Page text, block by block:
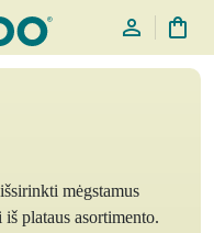
person_outline shopping_bag
mėgstamus
plataus asortimento.